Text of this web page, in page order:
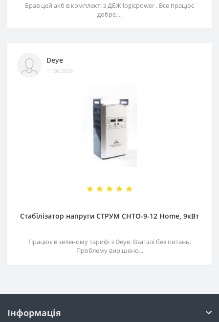
Брав цей акб в комплекті з ДБЖ logicpower . Все працює
добре. ..
Deye
11.06.2026
Стабілізатор напруги СТРУМ СНТО-9-12 Home, 9кВт
Працює в зеленому тарифі з Deye. Взагалі без питань.
Проблему вирішено...
Інформація